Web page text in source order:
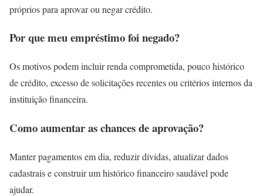
próprios para aprovar ou negar crédito.
Por que meu empréstimo foi negado?
Os motivos podem incluir renda comprometida, pouco histórico
de crédito, excesso de solicitações recentes ou critérios internos da
instituição financeira.
Como aumentar as chances de aprovação?
Manter pagamentos em dia, reduzir dívidas, atualizar dados
cadastrais e construir um histórico financeiro saudável pode
ajudar.